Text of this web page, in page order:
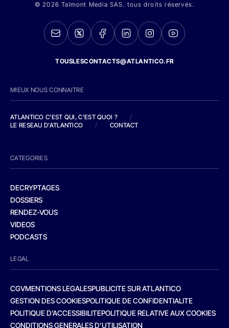
© 2026 Talmont Media SAS. tous droits réservés.
TOUSLESCONTACTS@ATLANTICO.FR
MIEUX NOUS CONNAITRE
ATLANTICO C'EST QUI, C'EST QUOI ?
/
LE RESEAU D'ATLANTICO
/ CONTACT
CATEGORIES
DECRYPTAGES
DOSSIERS
RENDEZ-VOUS
VIDEOS
PODCASTS
LEGAL
CGVMENTIONS LEGALESPUBLICITE SUR ATLANTICO
GESTION DES COOKIESPOLITIQUE DE CONFIDENTIALITE
POLITIQUE D’ACCESSIBILITEPOLITIQUE RELATIVE AUX COOKIES
CONDITIONS GENERALES D’UTILISATION